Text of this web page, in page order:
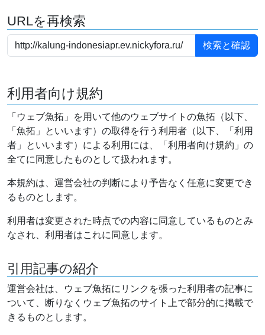
URLを再検索
利用者向け規約
「ウェブ魚拓」を用いて他のウェブサイトの魚拓（以下、
「魚拓」といいます）の取得を行う利用者（以下、「利用
者」といいます）による利用には、「利用者向け規約」の
全てに同意したものとして扱われます。
本規約は、運営会社の判断により予告なく任意に変更でき
るものとします。
利用者は変更された時点での内容に同意しているものとみ
なされ、利用者はこれに同意します。
引用記事の紹介
運営会社は、ウェブ魚拓にリンクを張った利用者の記事に
ついて、断りなくウェブ魚拓のサイト上で部分的に掲載で
きるものとします。